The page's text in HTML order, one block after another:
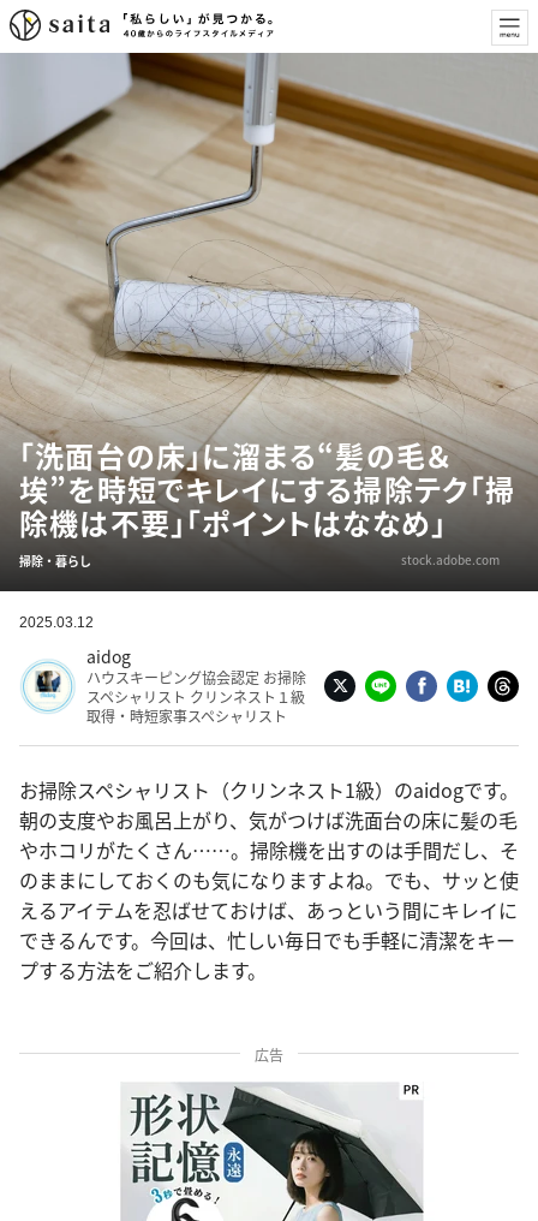
「洗面台の床」に溜まる“髪の毛＆
埃”を時短でキレイにする掃除テク「掃
除機は不要」「ポイントはななめ」
掃除・暮らし stock.adobe.com
2025.03.12
aidog
ハウスキーピング協会認定 お掃除
スペシャリスト クリンネスト１級
取得・時短家事スペシャリスト
お掃除スペシャリスト（クリンネスト1級）のaidogです。
朝の支度やお風呂上がり、気がつけば洗面台の床に髪の毛
やホコリがたくさん……。掃除機を出すのは手間だし、そ
のままにしておくのも気になりますよね。でも、サッと使
えるアイテムを忍ばせておけば、あっという間にキレイに
できるんです。今回は、忙しい毎日でも手軽に清潔をキー
プする方法をご紹介します。
広告